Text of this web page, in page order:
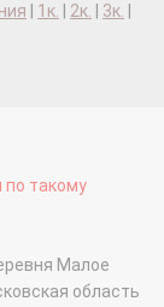
1к. 2к. 3к.
такому
Малое
область